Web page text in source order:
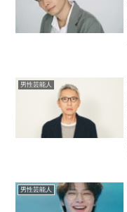
男性芸能人
男性芸能人